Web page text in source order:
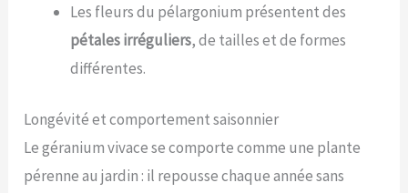
Les fleurs du pélargonium présentent des
pétales irréguliers, de tailles et de formes
différentes.
Longévité et comportement saisonnier
Le géranium vivace se comporte comme une plante
pérenne au jardin : il repousse chaque année sans